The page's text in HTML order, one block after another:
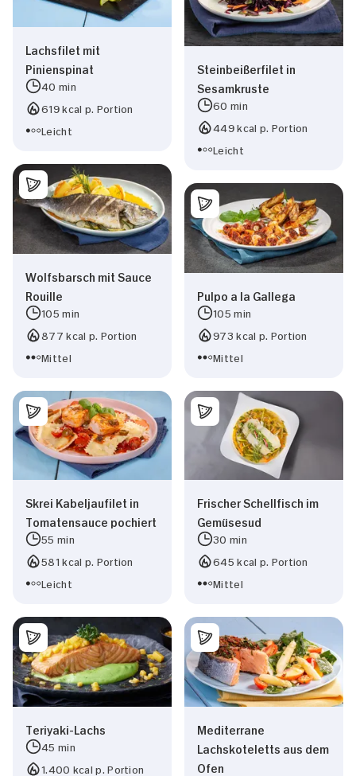
Lachsfilet mit
Pinienspinat
40 min
619 kcal p. Portion
Leicht
Steinbeißerfilet in
Sesamkruste
60 min
449 kcal p. Portion
Leicht
Wolfsbarsch mit Sauce
Rouille
105 min
877 kcal p. Portion
Mittel
Pulpo a la Gallega
105 min
973 kcal p. Portion
Mittel
Skrei Kabeljaufilet in
Tomatensauce pochiert
55 min
581 kcal p. Portion
Leicht
Frischer Schellfisch im
Gemüsesud
30 min
645 kcal p. Portion
Mittel
Teriyaki-Lachs
45 min
1.400 kcal p. Portion
Mediterrane
Lachskoteletts aus dem
Ofen